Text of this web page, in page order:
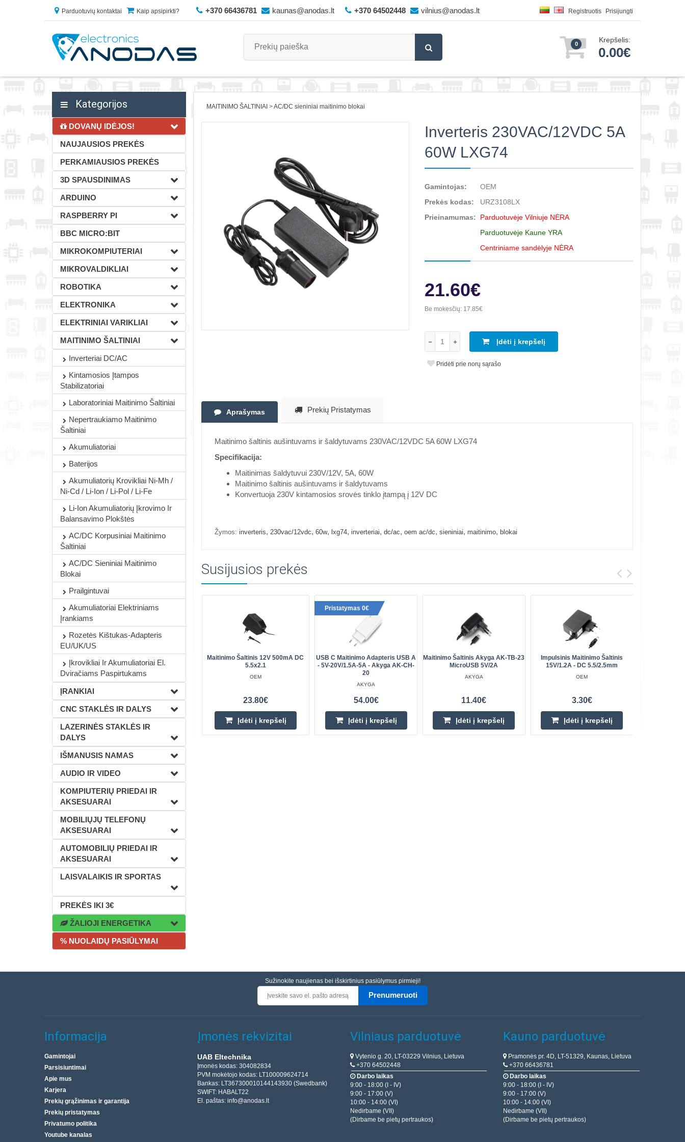
Parduotuvių kontaktai Kaip apsipirkti? +370 66436781 kaunas@anodas.lt +370 64502448 vilnius@anodas.lt Registruotis Prisijungti
0 Krepšelis:
0.00€
Kategorijos
DOVANŲ IDĖJOS!
NAUJAUSIOS PREKĖS
PERKAMIAUSIOS PREKĖS
3D SPAUSDINIMAS
ARDUINO
RASPBERRY PI
BBC MICRO:BIT
MIKROKOMPIUTERIAI
MIKROVALDIKLIAI
ROBOTIKA
ELEKTRONIKA
ELEKTRINIAI VARIKLIAI
MAITINIMO ŠALTINIAI
Inverteriai DC/AC
Kintamosios Įtampos
Stabilizatoriai
Laboratoriniai Maitinimo Šaltiniai
Nepertraukiamo Maitinimo
Šaltiniai
Akumuliatoriai
Baterijos
Akumuliatorių Krovikliai Ni-Mh /
Ni-Cd / Li-Ion / Li-Pol / Li-Fe
Li-Ion Akumuliatorių Įkrovimo Ir
Balansavimo Plokštės
AC/DC Korpusiniai Maitinimo
Šaltiniai
AC/DC Sieniniai Maitinimo
Blokai
Prailgintuvai
Akumuliatoriai Elektriniams
Įrankiams
Rozetės Kištukas-Adapteris
EU/UK/US
Įkrovikliai Ir Akumuliatoriai El.
Dviračiams Paspirtukams
ĮRANKIAI
CNC STAKLĖS IR DALYS
LAZERINĖS STAKLĖS IR
DALYS
IŠMANUSIS NAMAS
AUDIO IR VIDEO
KOMPIUTERIŲ PRIEDAI IR
AKSESUARAI
MOBILIŲJŲ TELEFONŲ
AKSESUARAI
AUTOMOBILIŲ PRIEDAI IR
AKSESUARAI
LAISVALAIKIS IR SPORTAS
PREKĖS IKI 3€
ŽALIOJI ENERGETIKA
% NUOLAIDŲ PASIŪLYMAI
MAITINIMO ŠALTINIAI AC/DC sieniniai maitinimo blokai
Inverteris 230VAC/12VDC 5A
60W LXG74
Gamintojas:
OEM
Prekės kodas:
URZ3108LX
Prieinamumas:
Parduotuvėje Vilniuje NĖRA
Parduotuvėje Kaune YRA
Centriniame sandėlyje NĖRA
21.60€
Be mokesčių: 17.85€
Įdėti į krepšelį
Pridėti prie norų sąrašo
Aprašymas Prekių Pristatymas
Maitinimo šaltinis aušintuvams ir šaldytuvams 230VAC/12VDC 5A 60W LXG74
Specifikacija:
Maitinimas šaldytuvui 230V/12V, 5A, 60W
Maitinimo šaltinis aušintuvams ir šaldytuvams
Konvertuoja 230V kintamosios srovės tinklo įtampą į 12V DC
Žymos: inverteris, 230vac/12vdc, 60w, lxg74, inverteriai, dc/ac, oem ac/dc, sieniniai, maitinimo, blokai
Susijusios prekės
Maitinimo Šaltinis 12V 500mA DC
5.5x2.1
OEM
23.80€
Įdėti į krepšelį
Pristatymas 0€
USB C Maitinimo Adapteris USB A
- 5V-20V/1.5A-5A - Akyga AK-CH-
20
AKYGA
54.00€
Įdėti į krepšelį
Maitinimo Šaltinis Akyga AK-TB-23
MicroUSB 5V/2A
AKYGA
11.40€
Įdėti į krepšelį
Impulsinis Maitinimo Šaltinis
15V/1.2A - DC 5.5/2.5mm
OEM
3.30€
Įdėti į krepšelį
Sužinokite naujienas bei išskirtinius pasiūlymus pirmieji!
Prenumeruoti
Informacija
Gamintojai
Parsisiuntimai
Apie mus
Karjera
Prekių grąžinimas ir garantija
Prekių pristatymas
Privatumo politika
Youtube kanalas
Įmonės rekvizitai
UAB Eltechnika
Įmonės kodas: 304082834
PVM mokėtojo kodas: LT100009624714
Bankas: LT367300010144143930 (Swedbank)
SWIFT: HABALT22
El. paštas: info@anodas.lt
Vilniaus parduotuvė
Vytenio g. 20, LT-03229 Vilnius, Lietuva
+370 64502448
Darbo laikas
9:00 - 18:00 (I - IV)
9:00 - 17:00 (V)
10:00 - 14:00 (VI)
Nedirbame (VII)
(Dirbame be pietų pertraukos)
Kauno parduotuvė
Pramonės pr. 4D, LT-51329, Kaunas, Lietuva
+370 66436781
Darbo laikas
9:00 - 18:00 (I - IV)
9:00 - 17:00 (V)
10:00 - 14:00 (VI)
Nedirbame (VII)
(Dirbame be pietų pertraukos)